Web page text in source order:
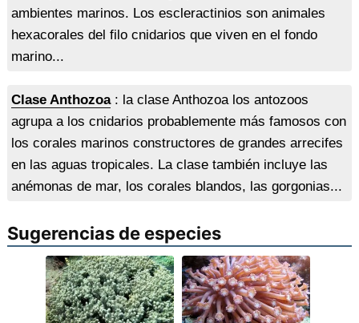
ambientes marinos. Los escleractinios son animales
hexacorales del filo cnidarios que viven en el fondo
marino...
Clase Anthozoa: la clase Anthozoa los antozoos
agrupa a los cnidarios probablemente más famosos con
los corales marinos constructores de grandes arrecifes
en las aguas tropicales. La clase también incluye las
anémonas de mar, los corales blandos, las gorgonias...
Sugerencias de especies